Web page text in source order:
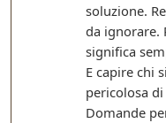
soluzione.
da ignorare.
significa
E capire chi
pericolosa
Domande